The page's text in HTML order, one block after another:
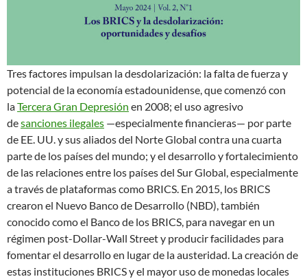
Tres factores impulsan la desdolarización: la falta de fuerza y
potencial de la economía estadounidense, que comenzó con
laTercera Gran Depresión en 2008; el uso agresivo
desanciones ilegales —especialmente financieras— por parte
de EE. UU. y sus aliados del Norte Global contra una cuarta
parte de los países del mundo; y el desarrollo y fortalecimiento
de las relaciones entre los países del Sur Global, especialmente
a través de plataformas como BRICS. En 2015, los BRICS
crearon el Nuevo Banco de Desarrollo (NBD), también
conocido como el Banco de los BRICS, para navegar en un
régimen post-Dollar-Wall Street y producir facilidades para
fomentar el desarrollo en lugar de la austeridad. La creación de
estas instituciones BRICS y el mayor uso de monedas locales